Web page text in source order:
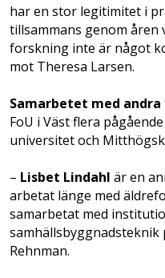
har en stor legitimitet i
tillsammans genom
forskning inte är något
mot Theresa Larsen.
Samarbetet med andra
FoU i Väst flera
universitet och
– Lisbet Lindahl är en
arbetat länge med
samarbetat med
samhällsbyggnadsteknik
Rehnman.